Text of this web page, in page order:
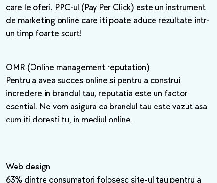
care le oferi. PPC-ul (Pay Per Click) este un instrument
de marketing online care iti poate aduce rezultate intr-
un timp foarte scurt!
OMR (Online management reputation)
Pentru a avea succes online si pentru a construi
incredere in brandul tau, reputatia este un factor
esential. Ne vom asigura ca brandul tau este vazut asa
cum iti doresti tu, in mediul online.
Web design
63% dintre consumatori folosesc site-ul tau pentru a